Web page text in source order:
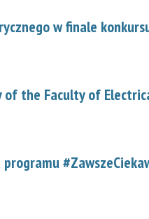
w finale
of the Faculty of
programu